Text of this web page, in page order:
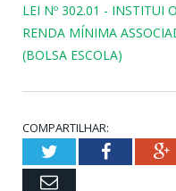
LEI Nº 302.01 - INSTITUI
RENDA MÍNIMA
(BOLSA ESCOLA)
COMPARTILHAR:
TwitterFacebook
Email